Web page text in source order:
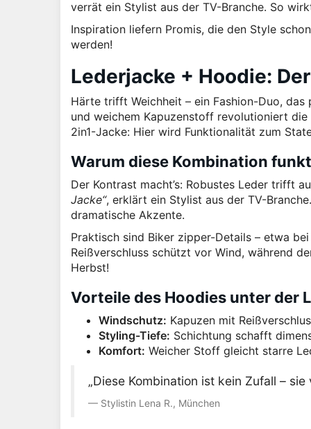
verrät ein Stylist aus der TV-Branche. So
Inspiration liefern Promis, die den Style
werden!
Lederjacke + Hoodie:
Härte trifft Weichheit – ein Fashion-Duo,
und weichem Kapuzenstoff revolutioniert
2in1-Jacke: Hier wird Funktionalität zum
Warum diese Kombination
Der Kontrast macht’s: Robustes Leder trifft
Jacke“, erklärt ein Stylist aus der TV-
dramatische Akzente.
Praktisch sind Biker zipper-Details – etwa
Reißverschluss schützt vor Wind, während
Herbst!
Vorteile des Hoodies unter der
Windschutz: Kapuzen mit
Styling-Tiefe: Schichtung schafft
Komfort: Weicher Stoff gleicht starre
„Diese Kombination ist kein Zufall –
Stylistin Lena R., München